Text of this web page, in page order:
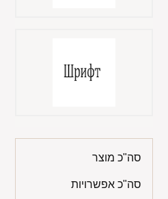
סה"כ מוצר
סה"כ אפשרויות